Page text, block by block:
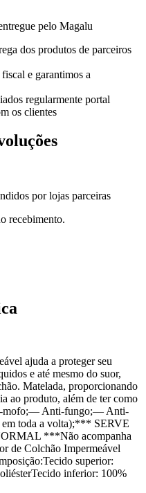
pelo Magalu
dos produtos de parceiros
e garantimos a
regularmente portal
os clientes
por lojas parceiras
recebimento.
ajuda a proteger seu
e até mesmo do suor,
Matelada, proporcionando
ao produto, além de ter como
mofo;— Anti-fungo;— Anti-
toda a volta);*** SERVE
***Não acompanha
de Colchão Impermeável
superior:
inferior: 100%